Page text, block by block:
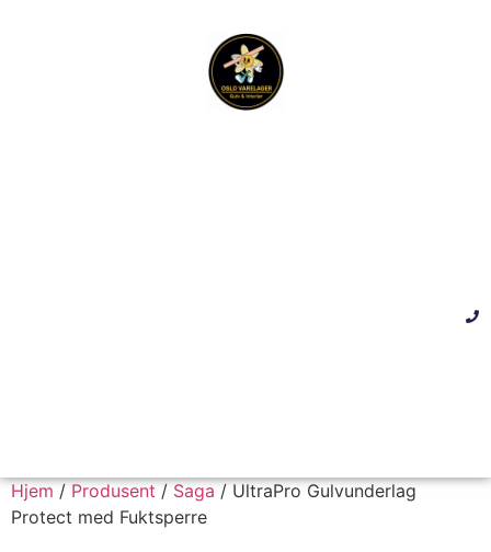
Hjem/Produsent/Saga/ UltraPro Gulvunderlag
Protect med Fuktsperre